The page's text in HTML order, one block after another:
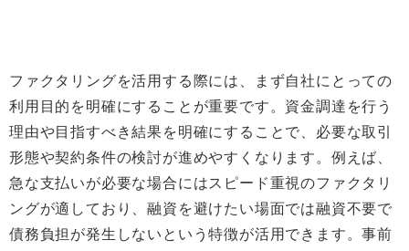
ファクタリングを活用する際には、まず自社にとっての
利用目的を明確にすることが重要です。資金調達を行う
理由や目指すべき結果を明確にすることで、必要な取引
形態や契約条件の検討が進めやすくなります。例えば、
急な支払いが必要な場合にはスピード重視のファクタリ
ングが適しており、融資を避けたい場面では融資不要で
債務負担が発生しないという特徴が活用できます。事前